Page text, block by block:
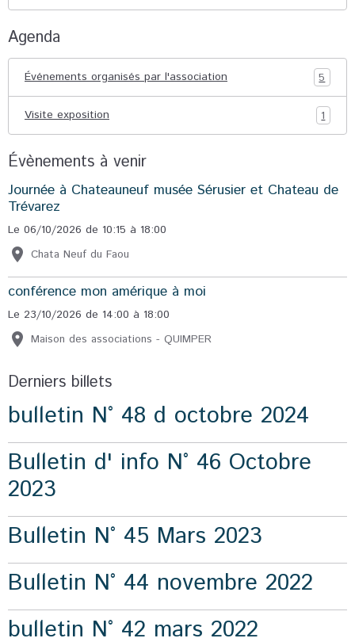
Agenda
Événements organisés par l'association 5
Visite exposition 1
Évènements à venir
Journée à Chateauneuf musée Sérusier et Chateau de
Trévarez
Le 06/10/2026 de 10:15 à 18:00
Chata Neuf du Faou
conférence mon amérique à moi
Le 23/10/2026 de 14:00 à 18:00
Maison des associations - QUIMPER
Derniers billets
bulletin N° 48 d octobre 2024
Bulletin d' info N° 46 Octobre
2023
Bulletin N° 45 Mars 2023
Bulletin N° 44 novembre 2022
bulletin N° 42 mars 2022